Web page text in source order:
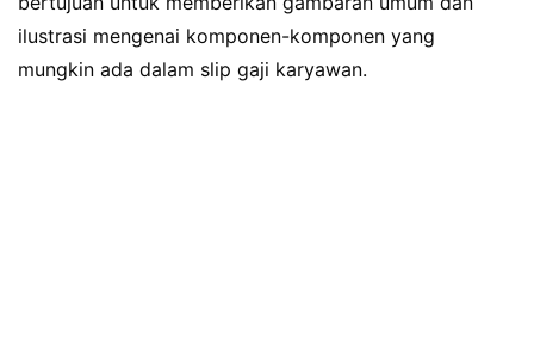
ilustrasi mengenai komponen-komponen yang
mungkin ada dalam slip gaji karyawan.